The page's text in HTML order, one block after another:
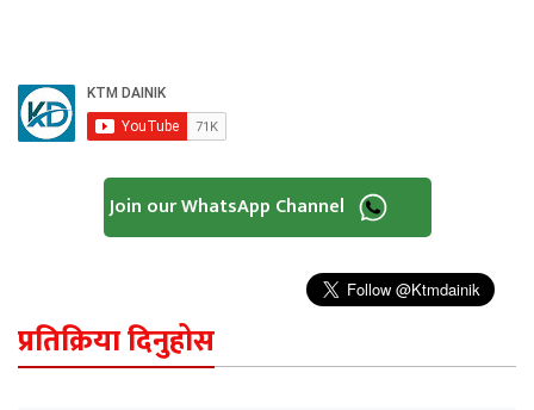
Join our WhatsApp Channel
प्रतिक्रिया दिनुहोस